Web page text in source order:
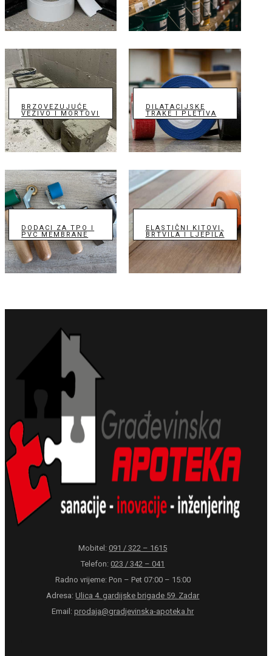
BRZOVEZUJUĆE
VEZIVO I MORTOVI
DILATACIJSKE
TRAKE I PLETIVA
DODACI ZA TPO I
PVC MEMBRANE
ELASTIČNI KITOVI,
BRTVILA I LJEPILA
Mobitel:091 / 322 – 1615
Telefon:023 / 342 – 041
Radno vrijeme: Pon – Pet 07:00 – 15:00
Adresa:Ulica 4. gardijske brigade 59. Zadar
Email:prodaja@gradjevinska-apoteka.hr